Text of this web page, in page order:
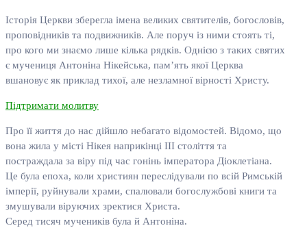
Історія Церкви зберегла імена великих святителів, богословів,
проповідників та подвижників. Але поруч із ними стоять ті,
про кого ми знаємо лише кілька рядків. Однією з таких святих
є мучениця Антоніна Нікейська, пам’ять якої Церква
вшановує як приклад тихої, але незламної вірності Христу.
Підтримати молитву
Про її життя до нас дійшло небагато відомостей. Відомо, що
вона жила у місті Нікея наприкінці III століття та
постраждала за віру під час гонінь імператора Діоклетіана.
Це була епоха, коли християн переслідували по всій Римській
імперії, руйнували храми, спалювали богослужбові книги та
змушували віруючих зректися Христа.
Серед тисяч мучеників була й Антоніна.